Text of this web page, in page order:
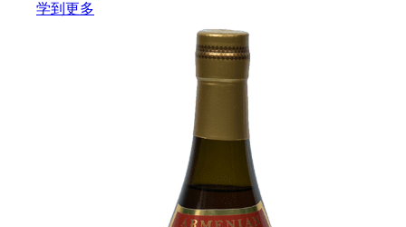
学到更多